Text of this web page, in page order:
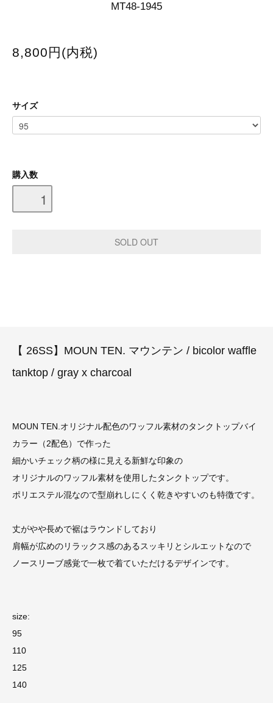
MT48-1945
8,800円(内税)
サイズ
購入数
【 26SS】MOUN TEN. マウンテン / bicolor waffle
tanktop / gray x charcoal
MOUN TEN.オリジナル配色のワッフル素材のタンクトップバイ
カラー（2配色）で作った
細かいチェック柄の様に見える新鮮な印象の
オリジナルのワッフル素材を使用したタンクトップです。
ポリエステル混なので型崩れしにくく乾きやすいのも特徴です。
丈がやや長めで裾はラウンドしており
肩幅が広めのリラックス感のあるスッキリとシルエットなので
ノースリーブ感覚で一枚で着ていただけるデザインです。
size:
95
110
125
140